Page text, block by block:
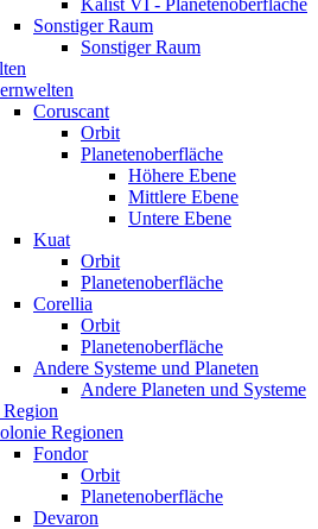
Kalist VI - Planetenoberfläche
Sonstiger Raum
Sonstiger Raum
Coruscant
Orbit
Planetenoberfläche
Höhere Ebene
Mittlere Ebene
Untere Ebene
Kuat
Orbit
Planetenoberfläche
Corellia
Orbit
Planetenoberfläche
Andere Systeme und Planeten
Andere Planeten und Systeme
Regionen
Fondor
Orbit
Planetenoberfläche
Devaron